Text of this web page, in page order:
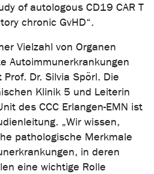
of autologous CD19 CAR T
chronic GvHD“.
Vielzahl von Organen
Autoimmunerkrankungen
Dr. Silvia Spörl. Die
Klinik 5 und Leiterin
des CCC Erlangen-EMN ist
„Wir wissen,
pathologische Merkmale
in deren
eine wichtige Rolle